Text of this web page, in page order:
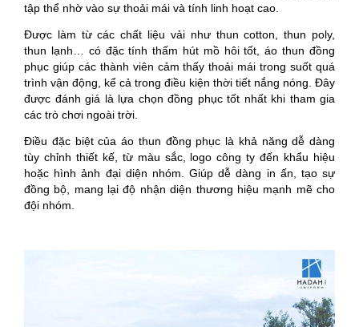
tập thể nhờ vào sự thoải mái và tính linh hoạt cao.
Được làm từ các chất liệu vải như thun cotton, thun poly,
thun lạnh… có đặc tính thấm hút mồ hôi tốt, áo thun đồng
phục giúp các thành viên cảm thấy thoải mái trong suốt quá
trình vận động, kể cả trong điều kiện thời tiết nắng nóng. Đây
được đánh giá là lựa chọn đồng phục tốt nhất khi tham gia
các trò chơi ngoài trời.
Điều đặc biệt của áo thun đồng phục là khả năng dễ dàng
tùy chỉnh thiết kế, từ màu sắc, logo công ty đến khẩu hiệu
hoặc hình ảnh đại diện nhóm. Giúp dễ dàng in ấn, tạo sự
đồng bộ, mang lại độ nhận diện thương hiệu mạnh mẽ cho
đội nhóm.